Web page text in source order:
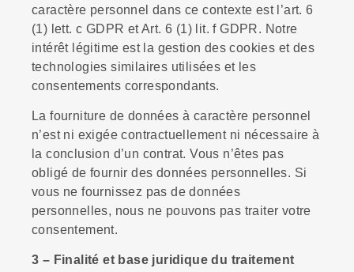
caractère personnel dans ce contexte est l’art. 6
(1) lett. c GDPR et Art. 6 (1) lit. f GDPR. Notre
intérêt légitime est la gestion des cookies et des
technologies similaires utilisées et les
consentements correspondants.
La fourniture de données à caractère personnel
n’est ni exigée contractuellement ni nécessaire à
la conclusion d’un contrat. Vous n’êtes pas
obligé de fournir des données personnelles. Si
vous ne fournissez pas de données
personnelles, nous ne pouvons pas traiter votre
consentement.
3 – Finalité et base juridique du traitement